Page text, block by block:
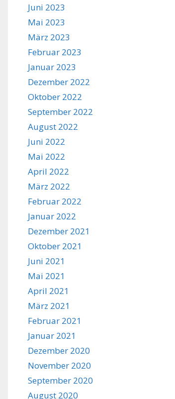
Juni 2023
Mai 2023
März 2023
Februar 2023
Januar 2023
Dezember 2022
Oktober 2022
September 2022
August 2022
Juni 2022
Mai 2022
April 2022
März 2022
Februar 2022
Januar 2022
Dezember 2021
Oktober 2021
Juni 2021
Mai 2021
April 2021
März 2021
Februar 2021
Januar 2021
Dezember 2020
November 2020
September 2020
August 2020